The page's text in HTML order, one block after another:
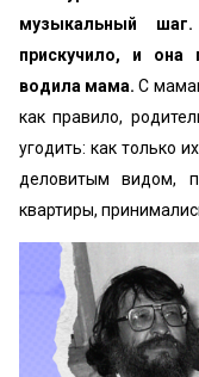
музыкальный
прискучило, и
водила мама. С
как пра­вило,
угодить: как только
деловитым видом,
квартиры,